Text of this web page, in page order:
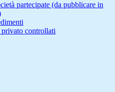
partecipate (da pubblicare in
controllati